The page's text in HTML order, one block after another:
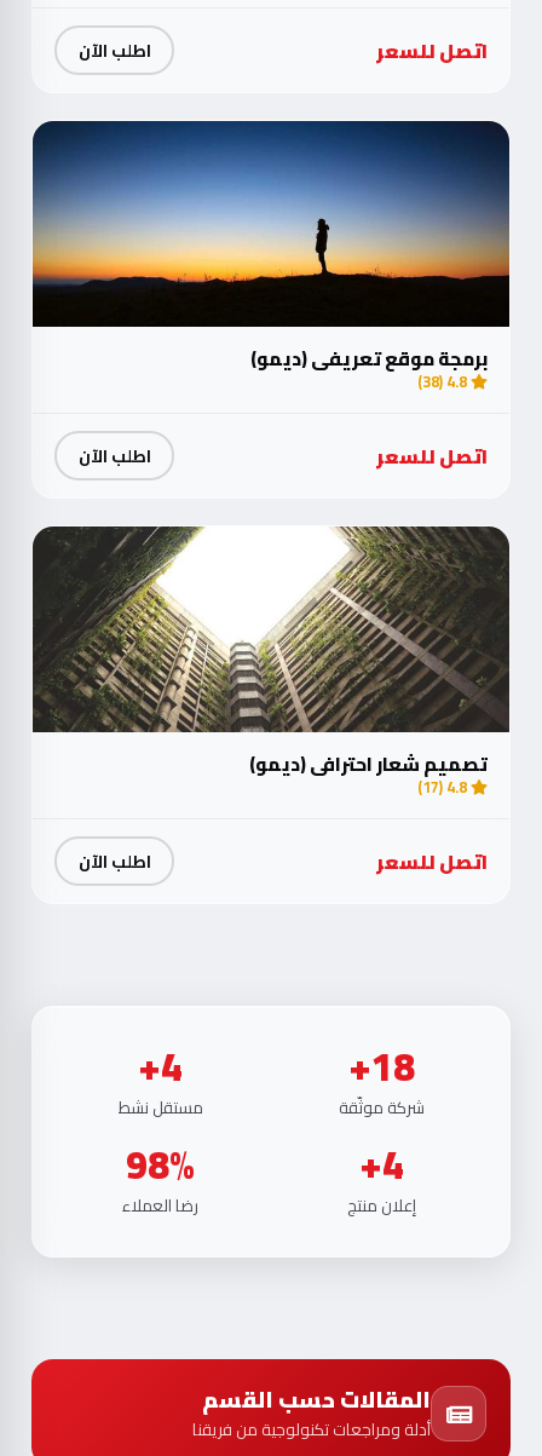
اتصل للسعر اطلب الآن
برمجة موقع تعريفي (ديمو)
4.8 (38)
اتصل للسعر اطلب الآن
تصميم شعار احترافي (ديمو)
4.8 (17)
اتصل للسعر اطلب الآن
18+
شركة موثّقة
4+
مستقل نشط
4+
إعلان منتج
98%
رضا العملاء
المقالات حسب القسم
أدلة ومراجعات تكنولوجية من فريقنا